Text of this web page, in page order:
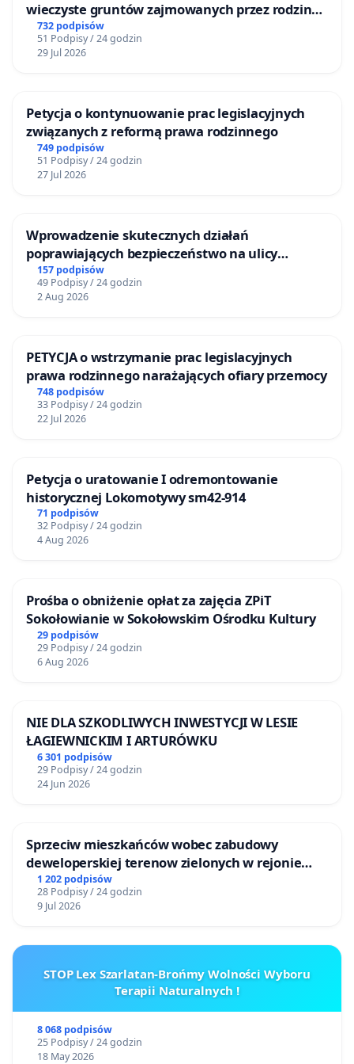
wieczyste gruntów zajmowanych przez rodzinne
ogrody działkowe.
732 podpisów
51 Podpisy / 24 godzin
29 Jul 2026
Petycja o kontynuowanie prac legislacyjnych
związanych z reformą prawa rodzinnego
749 podpisów
51 Podpisy / 24 godzin
27 Jul 2026
Wprowadzenie skutecznych działań
poprawiających bezpieczeństwo na ulicy
Żeromskiego w Otwocku
157 podpisów
49 Podpisy / 24 godzin
2 Aug 2026
PETYCJA o wstrzymanie prac legislacyjnych
prawa rodzinnego narażających ofiary przemocy
748 podpisów
33 Podpisy / 24 godzin
22 Jul 2026
Petycja o uratowanie I odremontowanie
historycznej Lokomotywy sm42-914
71 podpisów
32 Podpisy / 24 godzin
4 Aug 2026
Prośba o obniżenie opłat za zajęcia ZPiT
Sokołowianie w Sokołowskim Ośrodku Kultury
29 podpisów
29 Podpisy / 24 godzin
6 Aug 2026
NIE DLA SZKODLIWYCH INWESTYCJI W LESIE
ŁAGIEWNICKIM I ARTURÓWKU
6 301 podpisów
29 Podpisy / 24 godzin
24 Jun 2026
Sprzeciw mieszkańców wobec zabudowy
deweloperskiej terenow zielonych w rejonie
Bulwarów Straceńskich w Bielsku-Białej
1 202 podpisów
28 Podpisy / 24 godzin
9 Jul 2026
STOP Lex Szarlatan-Brońmy Wolności Wyboru
Terapii Naturalnych !
8 068 podpisów
25 Podpisy / 24 godzin
18 May 2026